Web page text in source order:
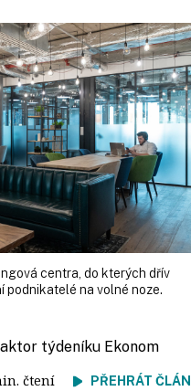
centra, do kterých dřív
podnikatelé na volné noze.
týdeníku Ekonom
čtení PŘEHRÁT